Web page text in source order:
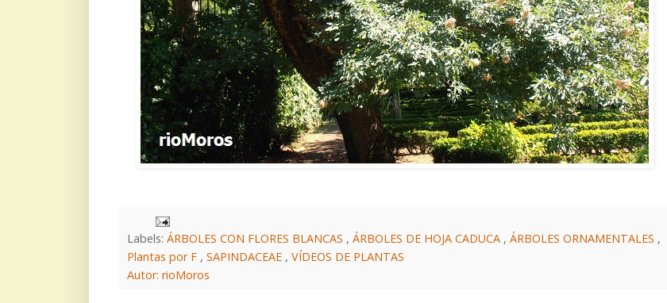
Labels: ÁRBOLES CON FLORES BLANCAS , ÁRBOLES DE HOJA CADUCA , ÁRBOLES ORNAMENTALES ,
Plantas por F , SAPINDACEAE , VÍDEOS DE PLANTAS
Autor: rioMoros